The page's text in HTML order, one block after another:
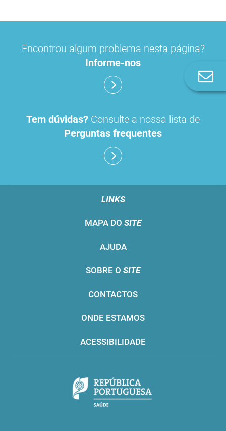
Encontrou algum problema nesta página?
Informe-nos
Tem dúvidas? Consulte a nossa lista de
Perguntas frequentes
LINKS
MAPA DO SITE
AJUDA
SOBRE O SITE
CONTACTOS
ONDE ESTAMOS
ACESSIBILIDADE